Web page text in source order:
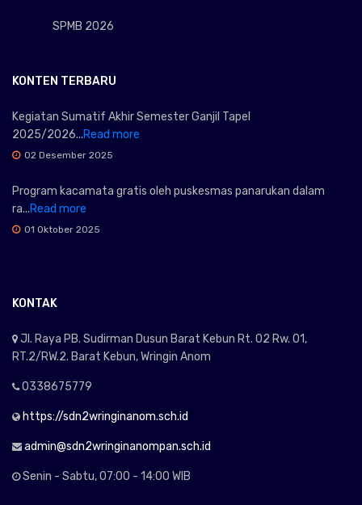
SPMB 2026
KONTEN TERBARU
Kegiatan Sumatif Akhir Semester Ganjil Tapel
2025/2026...Read more
02 Desember 2025
Program kacamata gratis oleh puskesmas panarukan dalam
ra...Read more
01 Oktober 2025
KONTAK
Jl. Raya PB. Sudirman Dusun Barat Kebun Rt. 02 Rw. 01,
RT.2/RW.2. Barat Kebun, Wringin Anom
0338675779
https://sdn2wringinanom.sch.id
admin@sdn2wringinanompan.sch.id
Senin - Sabtu, 07:00 - 14:00 WIB